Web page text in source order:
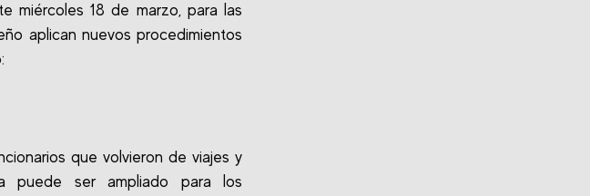
miércoles 18 de marzo, para las
aplican nuevos procedimientos
que volvieron de viajes y
puede ser ampliado para los